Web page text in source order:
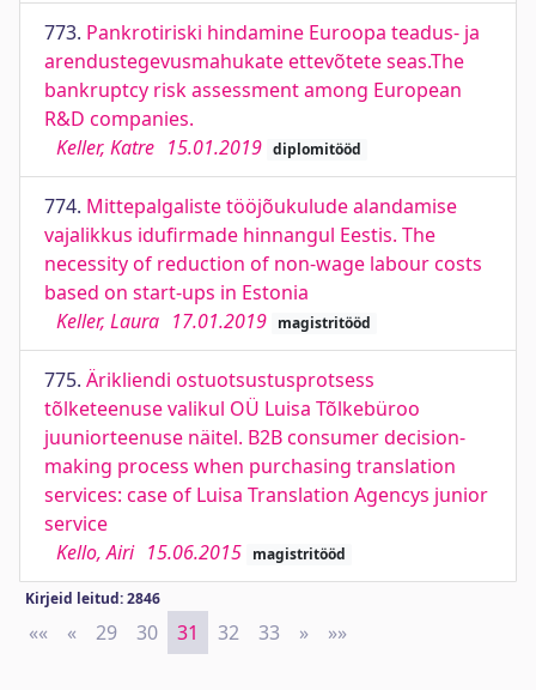
773. Pankrotiriski hindamine Euroopa teadus- ja
arendustegevusmahukate ettevõtete seas.The
bankruptcy risk assessment among European
R&D companies.
Keller, Katre 15.01.2019 diplomitööd
774. Mittepalgaliste tööjõukulude alandamise
vajalikkus idufirmade hinnangul Eestis. The
necessity of reduction of non-wage labour costs
based on start-ups in Estonia
Keller, Laura 17.01.2019 magistritööd
775. Ärikliendi ostuotsustusprotsess
tõlketeenuse valikul OÜ Luisa Tõlkebüroo
juuniorteenuse näitel. B2B consumer decision-
making process when purchasing translation
services: case of Luisa Translation Agencys junior
service
Kello, Airi 15.06.2015 magistritööd
Kirjeid leitud: 2846
«« First
« Previous
29 30 31 32 33 » Next
»»